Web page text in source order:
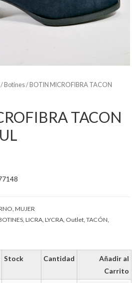
/ Botines/ BOTIN MICROFIBRA TACON
TACON
MUJER
LICRA LYCRA Outlet TACÓN
Stock Cantidad
Añadir al
Carrito